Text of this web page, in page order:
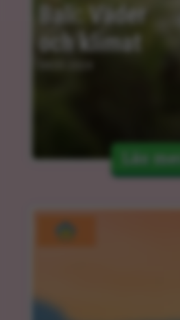
Bali: Väder
och klimat
Läs mer